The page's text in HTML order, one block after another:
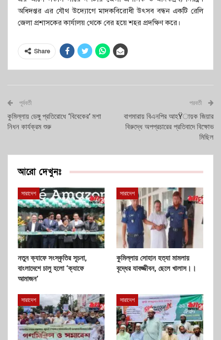
অধিদপ্তর এর যৌথ উদ্যোগে মাদকবিরোধী উৎসব বন্ধন একটি রেলি
জেলা প্রশাসকের কার্যালয় থেকে বের হয়ে শহর প্রদক্ষিণ করে।
Share
পূর্ববর্তী
কুমিল্লায় ডেঙ্গু প্রতিরোধে ‘বিবেকের’ মশা
নিধন কার্যক্রম শুরু
পরবর্তী
বাগমারায় বিএনপির আহŸায়ক জিয়ার
বিরুদ্ধে অপপ্রচারের প্রতিবাদে বিক্ষোভ
মিছিল
আরো দেখুনঃ
সারাদেশ
নতুন ক্যাফে সংস্কৃতির সূচনা,
বাংলাদেশে চালু হলো ‘ক্যাফে
আমাজন’
সারাদেশ
কুমিল্লায় সোহান হত্যা মামলায়
বৃদ্ধের যাবজ্জীবন, ছেলে খালাস।।
সারাদেশ সারাদেশ